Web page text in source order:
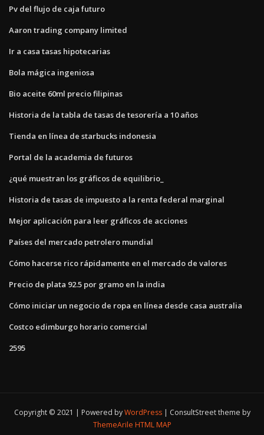
Pv del flujo de caja futuro
Aaron trading company limited
Ir a casa tasas hipotecarias
Bola mágica ingeniosa
Bio aceite 60ml precio filipinas
Historia de la tabla de tasas de tesorería a 10 años
Tienda en línea de starbucks indonesia
Portal de la academia de futuros
¿qué muestran los gráficos de equilibrio_
Historia de tasas de impuesto a la renta federal marginal
Mejor aplicación para leer gráficos de acciones
Países del mercado petrolero mundial
Cómo hacerse rico rápidamente en el mercado de valores
Precio de plata 92.5 por gramo en la india
Cómo iniciar un negocio de ropa en línea desde casa australia
Costco edimburgo horario comercial
2595
Copyright © 2021 | Powered byWordPress
ConsultStreet theme by
ThemeArile HTML MAP